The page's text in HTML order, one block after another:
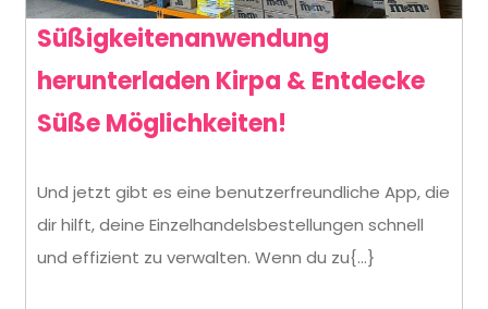
Süßigkeitenanwendung
herunterladen Kirpa & Entdecke
Süße Möglichkeiten!
Kirpa
Und jetzt gibt es eine benutzerfreundliche App, die
dir hilft, deine Einzelhandelsbestellungen schnell
und effizient zu verwalten. Wenn du zu{...}